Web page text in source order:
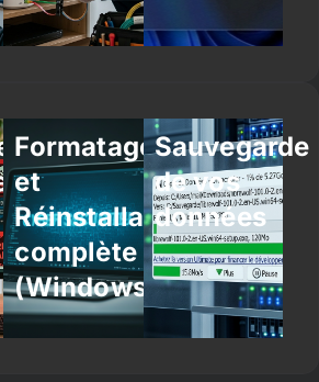
Formatage
et
Réinstallation
complète
(Windows/Linux)
Sauvegarde
de vos
données